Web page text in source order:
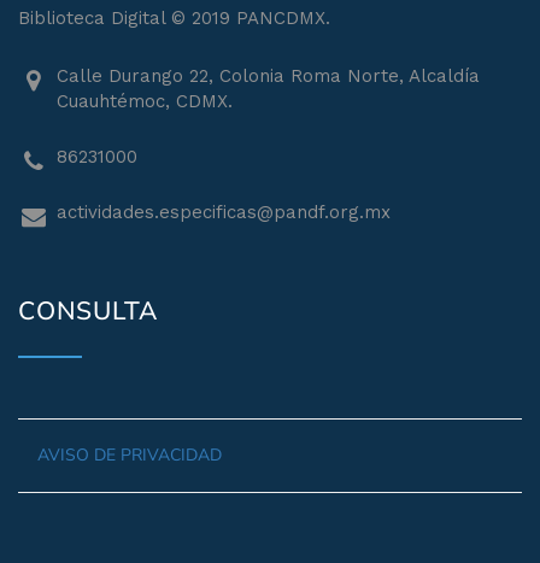
Biblioteca Digital © 2019 PANCDMX.
Calle Durango 22, Colonia Roma Norte, Alcaldía
Cuauhtémoc, CDMX.
86231000
actividades.especificas@pandf.org.mx
CONSULTA
AVISO DE PRIVACIDAD